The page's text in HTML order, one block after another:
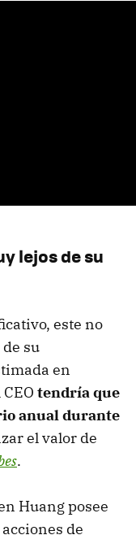
lejos de su
este no
su
en
tendría que
anual durante
el valor de
.
Huang posee
de